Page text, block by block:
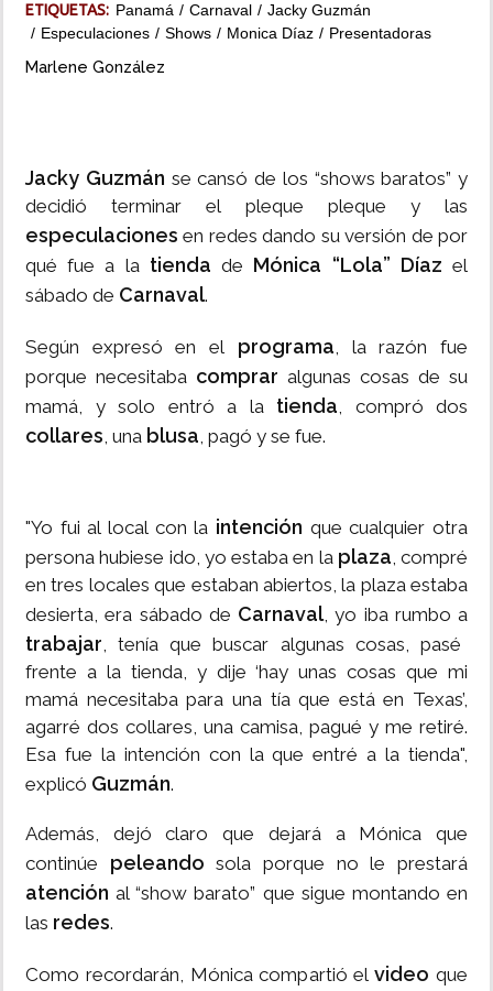
ETIQUETAS: Panamá Carnaval
Jacky Guzmán
Especulaciones
Shows Monica Díaz Presentadoras
Marlene González
Jacky Guzmán se cansó de los “shows baratos” y
decidió terminar el pleque pleque y las
especulacionesen redes dando su versión de por
qué fue a la tienda de Mónica “Lola” Díaz el
sábado de Carnaval.
Según expresó en el programa, la razón fue
porque necesitaba comprar algunas cosas de su
mamá, y solo entró a la tienda, compró dos
collares, una blusa, pagó y se fue.
"Yo fui al local con la intención que cualquier otra
persona hubiese ido, yo estaba en la plaza, compré
en tres locales que estaban abiertos, la plaza estaba
desierta, era sábado de Carnaval, yo iba rumbo a
trabajar, tenía que buscar algunas cosas, pasé
frente a la tienda, y dije ‘hay unas cosas que mi
mamá necesitaba para una tía que está en Texas’,
agarré dos collares, una camisa, pagué y me retiré.
Esa fue la intención con la que entré a la tienda",
explicó Guzmán.
Además, dejó claro que dejará a Mónica que
continúe peleandosola porque no le prestará
atención al “show barato” que sigue montando en
las redes.
Como recordarán, Mónica compartió elvideo que